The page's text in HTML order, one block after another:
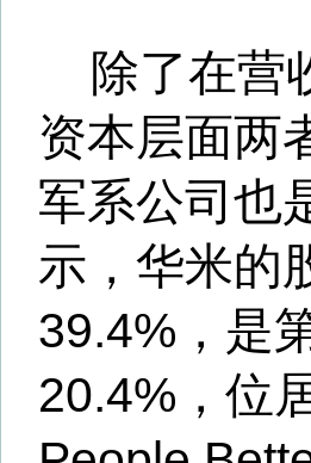
很难改变。
虽然黄汪多次
化”，但效果似
可穿戴产品的采
及费用，双方共
售价格，小米与
小米可穿戴产品
米可穿戴产品的